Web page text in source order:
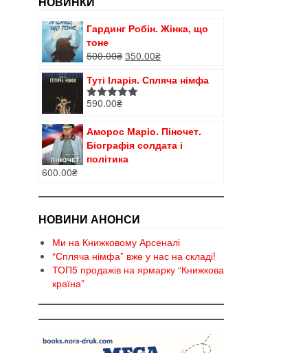
Гардинг Робін. Жінка, що
тоне
500.00₴ Оригінальна
500.00₴.
350.00₴Поточна
350.00₴.
Туті Іларія. Спляча німфа
Оцінено в
590.00₴
Аморос Маріо. Піночет.
Біографія солдата і
політика
600.00₴
НОВИНИ АНОНСИ
Ми на Книжковому Арсеналі
“Спляча німфа” вже у нас на складі!
ТОП5 продажів на ярмарку “Книжкова
країна”